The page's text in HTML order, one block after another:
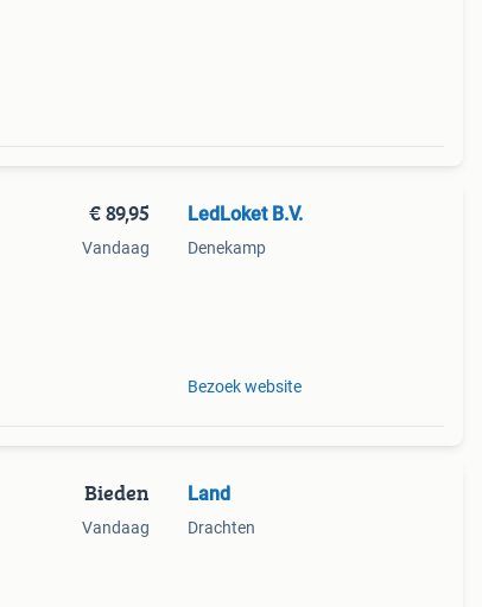
€ 89,95
Vandaag
LedLoket B.V.
Denekamp
Bezoek website
Bieden
Vandaag
Land
Drachten